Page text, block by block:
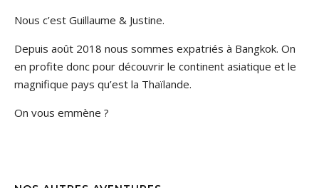
Nous c’est Guillaume & Justine.
Depuis août 2018 nous sommes expatriés à Bangkok. On
en profite donc pour découvrir le continent asiatique et le
magnifique pays qu’est la Thaïlande.
On vous emmène ?